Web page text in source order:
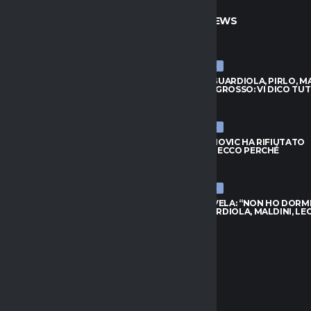
ULTIME NEWS
ULTIME NEWS
MALDINI: “GUARDIOLA, PIRLO,
DE ROSSI E GROSSO: VI DICO
ULTIME NEWS
LAZIO, IVANOVIC HA RIFIUTATO
L’OFFERTA: ECCO PERCHÉ
ULTIME NEWS
MALAGÒ SVELA: “NON HO
PIRLO. GUARDIOLA, MALDINI,